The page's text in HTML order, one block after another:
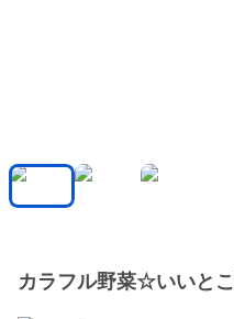
カラフル野菜☆いいと